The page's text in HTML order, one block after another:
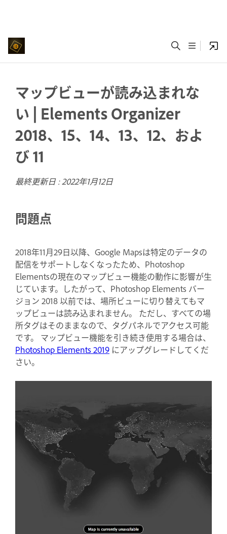
マップビューが読み込まれな
い | Elements Organizer
2018、15、14、13、12、およ
び 11
最終更新日 :2022年1月12日
問題点
2018年11月29日以降、Google Mapsは特定のデータの
配信をサポートしなくなったため、Photoshop
Elementsの現在のマップビュー機能の動作に影響が生
じています。したがって、Photoshop Elements バー
ジョン 2018 以前では、場所ビューに切り替えてもマ
ップビューは読み込まれません。 ただし、すべての場
所タグはそのままなので、タグパネルでアクセス可能
です。 マップビュー機能を引き続き使用する場合は、
Photoshop Elements 2019 にアップグレードしてくだ
さい。